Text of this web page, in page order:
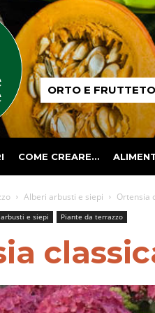
Passione
in ORTO E FRUTTETO
COME CREARE…
Alberi arbusti e siepi Ortensia
e siepi Piante da terrazzo